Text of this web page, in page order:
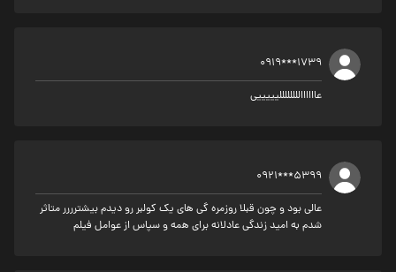
0919***1739
عااااااللللللللیییییی
0921***5399
عالی بود و چون قبلا روزمره گی های یک کولبر رو دیدم بیشترررر متاثر
شدم به امید زندگی عادلانه برای همه و سپاس از عوامل فیلم